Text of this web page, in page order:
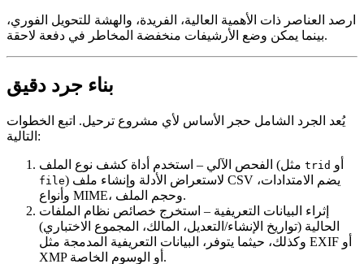
ارصد العناصر ذات الأهمية العالية، الفريدة، والهشة للتحويل الفوري،
بينما يمكن وضع الأرشيفات منخفضة المخاطر في دفعة لاحقة.
بناء جرد دقيق
يُعد الجرد الشامل حجر الأساس لأي مشروع ترحيل. اتبع الخطوات
التالية:
الفحص الآلي trid أو
file) لاستعراض الأدلة وإنشاء ملف CSV يضم الامتدادات،
وأنواع MIME، وحجم الملف.
إثراء البيانات التعريفية – استخرج خصائص نظام الملفات
الحالية (تواريخ الإنشاء/التعديل، المالك، المجموع الاختباري)
وكذلك، حيثما يتوفر، البيانات التعريفية المدمجة مثل EXIF أو
XMP أو الوسوم الخاصة.